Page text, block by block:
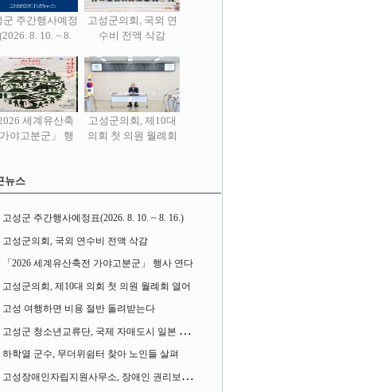
군 주간행사예정
8. 10. ~ 8.
고성군의회, 국외 연
수비 전액 삭감
2026 세계유산축
야고분군」 행
고성군의회, 제10대
의회 첫 의원 월례회
뉴스
고성군 주간행사예정표(2026. 8. 10. ~ 8. 16.)
고성군의회, 국외 연수비 전액 삭감
「2026 세계유산축전 가야고분군」 행사 연다
고성군의회, 제10대 의회 첫 의원 월례회 열어
고성 여행하면 비용 절반 돌려받는다
고성군 청소년교류단, 국제 자매도시 일본 가사오카시 찾아
하학열 군수, 무더위쉼터 찾아 노인들 살펴
고성장애인자립지원사무소, 장애인 권리보장 촉구 1인 시위 벌여